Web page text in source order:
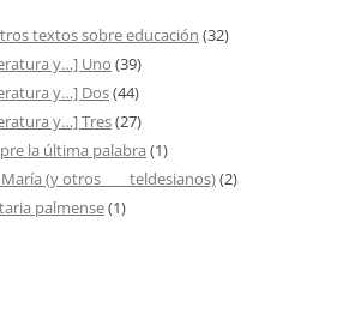
textos sobre educación (32)
y…] Uno (39)
y…] Dos(44)
y…] Tres(27)
la última palabra (1)
(y otros ___ teldesianos)(2)
palmense(1)